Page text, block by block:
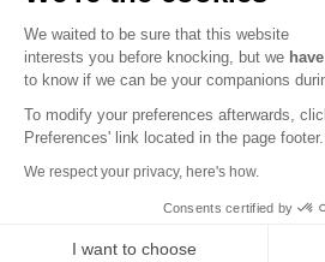
We waited to be sure that this website
interests you before knocking, but we have
to know if we can be your companions
To modify your preferences afterwards,
Preferences' link located in the page footer.
We respect your privacy, here's how.
Consents certified by
I want to choose
Kontaktieren Sie uns
Karriere
Impressum
Impressum
Datenschutzerklärung